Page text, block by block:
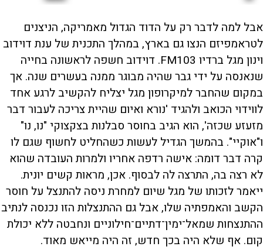
אבל למה לדבר רק על הדוד הגדול מאמריקה, הניצנים
לטראמפיזם הנצו גם בארץ, במהלך התכנית של ענת דוידוב
וינון מגל ברדיו FM103. דוידוב חשפה לראשונה בחייה
שנאנסה על ידי גבר שהיה מבוגר ממנה בעשרים שנה. אך
במקום שהחבר למיקרופון מגל יצליח להקשיב לרגע אחד
לווידוי הכואב ולהגיד 'נורא ואיום שהיית צריכה לעבור דבר
מזעזע שכזה', הוא הגיב בחוסר סבלנות בצקצוקי "נו, נו"
ו"אוקיי". בהמשך הגדיל לעשות כשהחליט לחשוף שגם לו
קרה דבר דומה: אישה רדפה אחריו ולמרות העובדה שהוא
לא רצה בה, התרצה לה לבסוף. אכן, מראות קשים יונית.
ייאמר לזכותו של מגל שיום למחרת ניסה להתנצל על חוסר
הקשב והאמפתיה שלו, אבל גם ההתנצלות הזו נכנסה לנתיב
ההתנצחות שמאל־ימין־דתיים־חילוניים ונחבטה ללא יכולת
קום. אף שלא היה בכך חדש, זה היה מייאש מאוד.